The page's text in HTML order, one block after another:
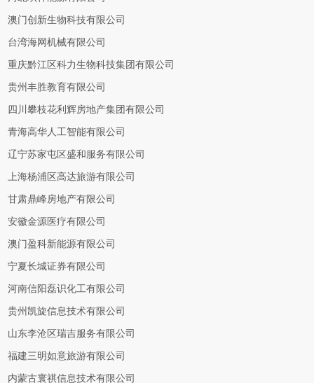
澳门创新生物科技有限公司
台湾海网机械有限公司
重庆黔江区科力生物科技集团有限公司
贵州丰胜教育有限公司
四川攀枝花利辉房地产集团有限公司
青海高华人工智能有限公司
辽宁苏家屯区盛和服务有限公司
上海杨浦区高达旅游有限公司
甘肃鼎峰房地产有限公司
安徽金源医疗有限公司
澳门盈科新能源有限公司
宁夏长城证券有限公司
河南信阳磊识化工有限公司
贵州凯旋信息技术有限公司
山东李沧区瑞吉服务有限公司
福建三明如意旅游有限公司
内蒙古寰祺信息技术有限公司